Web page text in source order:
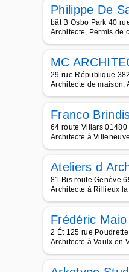
Philippe De
bât B Osbo Park 40
Architecte, Permis de
MC
29 rue République
Architecte de maison,
Franco
64 route Villars
Architecte à Villeneuve
Ateliers d
81 Bis route Genève
Architecte à Rillieux la
Frédéric
2 Ét 125 rue
Architecte à Vaulx en